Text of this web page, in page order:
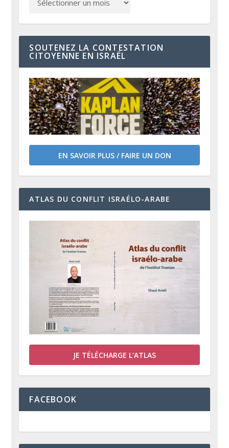
SOUTENEZ LA CONTESTATION
CITOYENNE EN ISRAËL
EN SAVOIR PLUS / FAIRE UN DON
ATLAS DU CONFLIT ISRAÉLO-ARABE
JE TÉLÉCHARGE L’ATLAS
FACEBOOK